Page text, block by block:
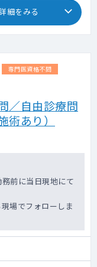
細をみる
専門医資格不問
／自由診療問
あり）
前に当日現地にて
場でフォローしま